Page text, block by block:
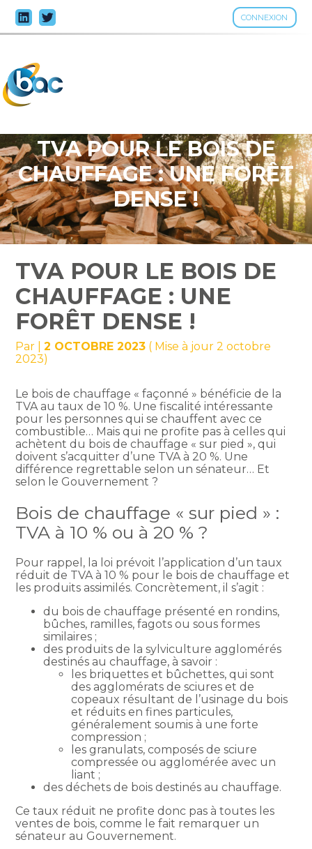
CONNEXION
Aller
au
TVA POUR LE BOIS DE
CHAUFFAGE : UNE FORÊT
DENSE !
TVA POUR LE BOIS DE
CHAUFFAGE : UNE
FORÊT DENSE !
Par |2 OCTOBRE 2023 ( Mise à jour 2 octobre
2023)
Le bois de chauffage « façonné » bénéficie de la
TVA au taux de 10 %. Une fiscalité intéressante
pour les personnes qui se chauffent avec ce
combustible… Mais qui ne profite pas à celles qui
achètent du bois de chauffage « sur pied », qui
doivent s’acquitter d’une TVA à 20 %. Une
différence regrettable selon un sénateur… Et
selon le Gouvernement ?
Bois de chauffage « sur pied » :
TVA à 10 % ou à 20 % ?
Pour rappel, la loi prévoit l’application d’un taux
réduit de TVA à 10 % pour le bois de chauffage et
les produits assimilés. Concrètement, il s’agit :
du bois de chauffage présenté en rondins,
bûches, ramilles, fagots ou sous formes
similaires ;
des produits de la sylviculture agglomérés
destinés au chauffage, à savoir :
les briquettes et bûchettes, qui sont
des agglomérats de sciures et de
copeaux résultant de l’usinage du bois
et réduits en fines particules,
généralement soumis à une forte
compression ;
les granulats, composés de sciure
compressée ou agglomérée avec un
liant ;
des déchets de bois destinés au chauffage.
Ce taux réduit ne profite donc pas à toutes les
ventes de bois, comme le fait remarquer un
sénateur au Gouvernement.